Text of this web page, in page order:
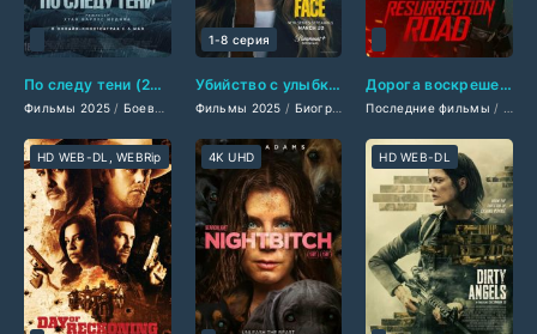
По следу тени (2025)
Фильмы 2025 / Боевики 2025 /Триллеры 2025/Зарубежные фильмы 2025
Убийство с улыбкой (2025)
Фильмы 2025 / Биографические фильмы 2025 /
1-8 серия
Дорога воскрешения (2025)
Последние фильмы /
HD WEB-DL, WEBRip 4K UHD HD WEB-DL